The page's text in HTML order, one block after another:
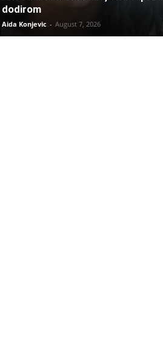
dodirom
Aida Konjevic - August 7, 2026